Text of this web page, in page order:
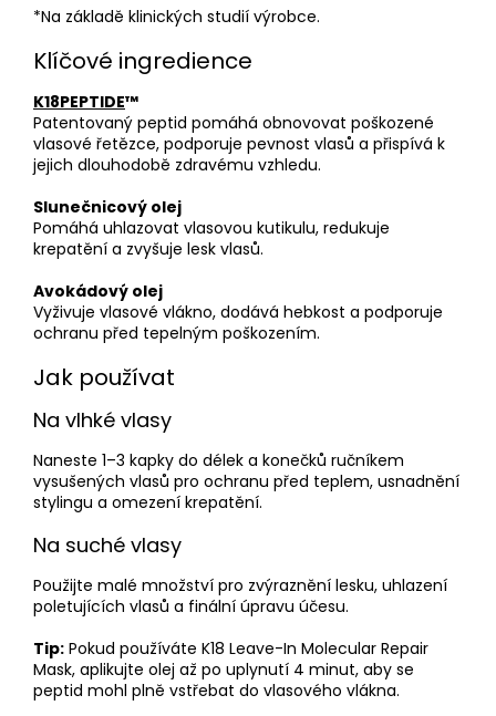
*Na základě klinických studií výrobce.
Klíčové ingredience
K18PEPTIDE™
Patentovaný peptid pomáhá obnovovat poškozené
vlasové řetězce, podporuje pevnost vlasů a přispívá k
jejich dlouhodobě zdravému vzhledu.
Slunečnicový olej
Pomáhá uhlazovat vlasovou kutikulu, redukuje
krepatění a zvyšuje lesk vlasů.
Avokádový olej
Vyživuje vlasové vlákno, dodává hebkost a podporuje
ochranu před tepelným poškozením.
Jak používat
Na vlhké vlasy
Naneste 1–3 kapky do délek a konečků ručníkem
vysušených vlasů pro ochranu před teplem, usnadnění
stylingu a omezení krepatění.
Na suché vlasy
Použijte malé množství pro zvýraznění lesku, uhlazení
poletujících vlasů a finální úpravu účesu.
Tip: Pokud používáte K18 Leave-In Molecular Repair
Mask, aplikujte olej až po uplynutí 4 minut, aby se
peptid mohl plně vstřebat do vlasového vlákna.